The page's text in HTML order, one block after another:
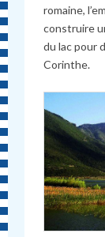
romaine,
construire
du lac pour
Corinthe.